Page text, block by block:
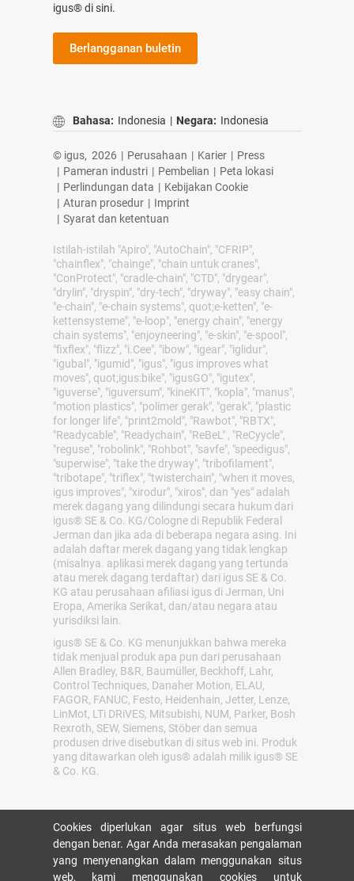
igus® di sini.
Berlangganan buletin
Bahasa: Indonesia | Negara: Indonesia
© igus, 2026 | Perusahaan | Karier | Press
| Pameran industri | Pembelian | Peta lokasi
| Perlindungan data | Kebijakan Cookie
| Aturan prosedur | Imprint
| Syarat dan ketentuan
Istilah-istilah "Apiro", "AutoChain", "CFRIP",
"chainflex", "chainge", "chain untuk cranes",
"ConProtect", "cradle-chain", "CTD", "drygear",
"drylin", "dryspin", "dry-tech", "dryway", "easy chain",
"e-chain", "e-chain systems", quot;e-ketten", "e-
kettensysteme", "e-loop", "energy chain", "energy
chain systems", "enjoyneering", "e-skin", "e-spool",
"fixflex", "flizz", "i.Cee", "ibow", "igear", "iglidur",
"igubal", "igumid", "igus", "igus improves what
moves", quot;igus:bike", "igusGO", "igutex",
"iguverse", "iguversum", "kineKIT", "kopla", "manus",
"motion plastics", "polimer gerak", "gerak", "plastic
for longer life", "print2mold", "Rawbot", "RBTX",
"Readycable", "Readychain", "ReBeL" , "ReCyycle",
"reguse", "robolink", "Rohbot", "savfe", "speedigus",
"superwise", "take the dryway", "tribofilament",
"tribotape", "triflex", "twisterchain", "when it moves,
igus improves", "xirodur", "xiros", dan "yes" adalah
merek dagang yang dilindungi secara hukum dari
igus® SE & Co. KG/Cologne di Republik Federal
Jerman dan jika ada di beberapa negara asing. Ini
adalah daftar merek dagang yang tidak lengkap
(misalnya. aplikasi merek dagang yang tertunda
atau merek dagang terdaftar) dari igus SE & Co.
KG atau perusahaan afiliasi igus di Jerman, Uni
Eropa, Amerika Serikat, dan/atau negara atau
yurisdiksi lain.
igus® SE & Co. KG menunjukkan bahwa mereka
tidak menjual produk apa pun dari perusahaan
Allen Bradley, B&R, Baumüller, Beckhoff, Lahr,
Control Techniques, Danaher Motion, ELAU,
FAGOR, FANUC, Festo, Heidenhain, Jetter, Lenze,
LinMot, LTi DRiVES, Mitsubishi, NUM, Parker, Bosh
Rexroth, SEW, Siemens, Stöber dan semua
produsen drive disebutkan di situs web ini. Produk
yang ditawarkan oleh igus® adalah milik igus® SE
& Co. KG.
Cookies diperlukan agar situs web berfungsi
dengan benar. Agar Anda merasakan pengalaman
yang menyenangkan dalam menggunakan situs
web, kami menggunakan cookies untuk